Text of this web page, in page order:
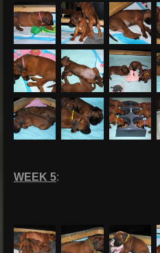
WEEK 5: